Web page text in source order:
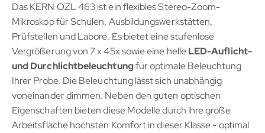
Das KERN OZL 463 ist ein flexibles Stereo-Zoom-
Mikroskop für Schulen, Ausbildungswerkstätten,
Prüfstellen und Labore. Es bietet eine stufenlose
Vergrößerung von 7 x 45x sowie eine helleLED-Auflicht-
und Durchlichtbeleuchtungfür optimale Beleuchtung
Ihrer Probe. Die Beleuchtung lässt sich unabhängig
voneinander dimmen. Neben den guten optischen
Eigenschaften bieten diese Modelle durch ihre große
Arbeitsfläche höchsten Komfort in dieser Klasse - optimal